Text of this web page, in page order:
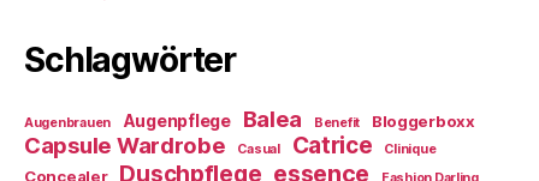
Schlagwörter
Augenbrauen Augenpflege Balea Benefit Bloggerboxx
Capsule Wardrobe Casual Catrice Clinique
Concealer Duschpflege essence